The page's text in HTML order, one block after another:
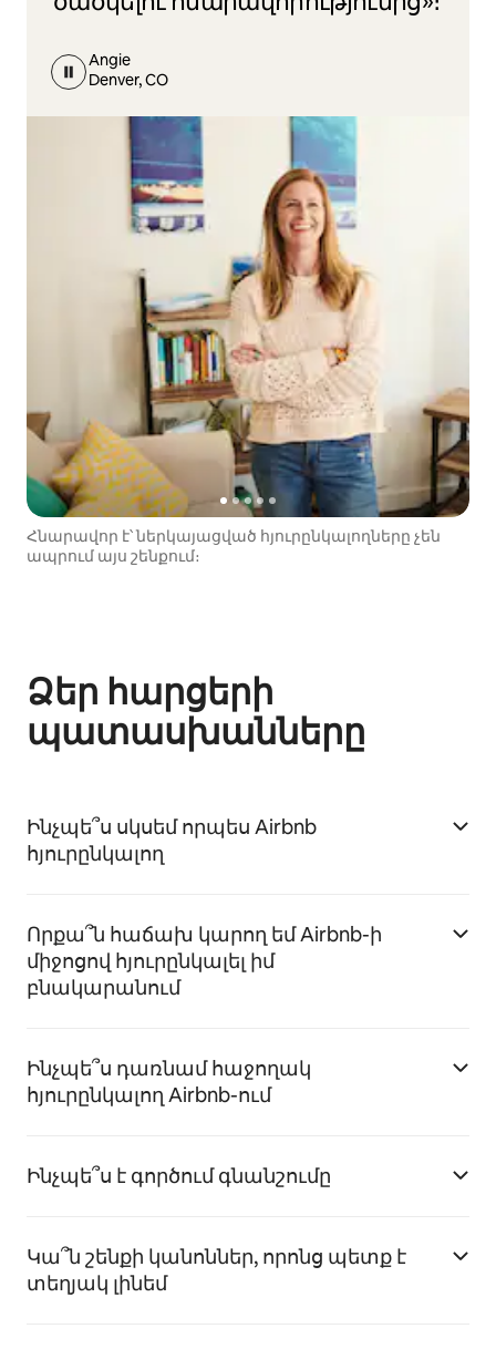
Angie
Denver, CO
Հնարավոր է՝ ներկայացված հյուրընկալողները չեն
ապրում այս շենքում։
Ձեր հարցերի
պատասխանները
Ինչպե՞ս սկսեմ որպես Airbnb
հյուրընկալող
Որքա՞ն հաճախ կարող եմ Airbnb-ի
միջոցով հյուրընկալել իմ
բնակարանում
Ինչպե՞ս դառնամ հաջողակ
հյուրընկալող Airbnb-ում
Ինչպե՞ս է գործում գնանշումը
Կա՞ն շենքի կանոններ, որոնց պետք է
տեղյակ լինեմ